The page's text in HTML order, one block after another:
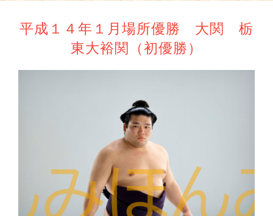
平成１４年１月場所優勝 大関 栃
東大裕関（初優勝）